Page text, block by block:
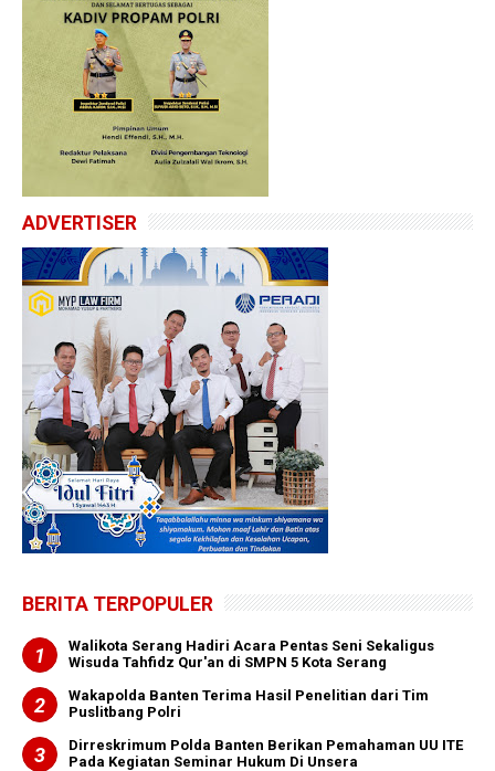
ADVERTISER
BERITA TERPOPULER
Walikota Serang Hadiri Acara Pentas Seni Sekaligus
Wisuda Tahfidz Qur'an di SMPN 5 Kota Serang
Wakapolda Banten Terima Hasil Penelitian dari Tim
Puslitbang Polri
Dirreskrimum Polda Banten Berikan Pemahaman UU ITE
Pada Kegiatan Seminar Hukum Di Unsera